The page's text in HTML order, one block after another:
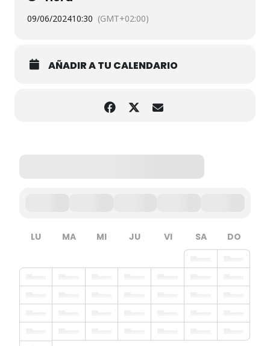
09/06/202410:30 (GMT+02:00)
AÑADIR A TU CALENDARIO
LU MA MI JU VI SA DO